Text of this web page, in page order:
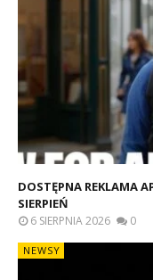
DOSTĘPNA REKLAMA
SIERPIEŃ
6 SIERPNIA 2026 0
NEWSY